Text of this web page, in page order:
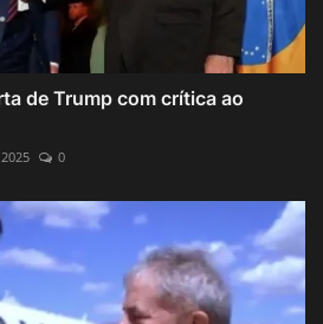
de Trump com crítica ao
0